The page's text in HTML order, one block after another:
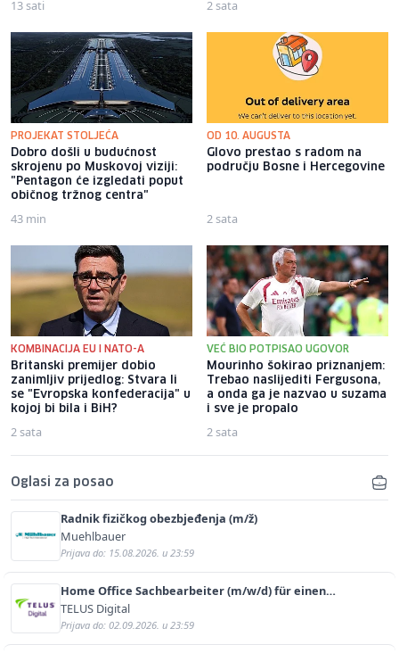
13 sati 2 sata
PROJEKAT STOLJEĆA
Dobro došli u budućnost
skrojenu po Muskovoj viziji:
"Pentagon će izgledati poput
običnog tržnog centra"
43 min
OD 10. AUGUSTA
Glovo prestao s radom na
području Bosne i Hercegovine
2 sata
KOMBINACIJA EU I NATO-A
Britanski premijer dobio
zanimljiv prijedlog: Stvara li
se "Evropska konfederacija" u
kojoj bi bila i BiH?
2 sata
VEĆ BIO POTPISAO UGOVOR
Mourinho šokirao priznanjem:
Trebao naslijediti Fergusona,
a onda ga je nazvao u suzama
i sve je propalo
2 sata
Oglasi za posao
Radnik fizičkog obezbjeđenja (m/ž)
Muehlbauer
Prijava do: 15.08.2026. u 23:59
Home Office Sachbearbeiter (m/w/d) für einen
bekannten deutschen Energieversorger
TELUS Digital
Prijava do: 02.09.2026. u 23:59